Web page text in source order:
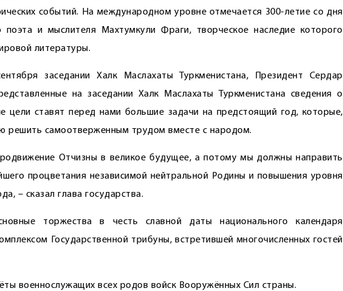
событий. На международном уровне отмечается 300-летие со дня
­поэта и мыслителя Махтумкули Фраги, творческое наследие которого
литературы.
заседании Халк Маслахаты Туркменистана, Президент Сердар
на заседании Халк Маслахаты Туркменистана сведения о
цели ставят перед нами большие задачи на предстоящий год, которые,
решить самоотверженным трудом вместе с народом.
Отчизны в великое будущее, а потому мы должны направить
процветания независимой нейтральной Родины и повышения уровня
– сказал глава государства.
торжества в честь славной даты национального календаря
Государственной трибуны, встретившей многочисленных гостей
военнослужащих всех родов войск Вооружённых Сил страны.